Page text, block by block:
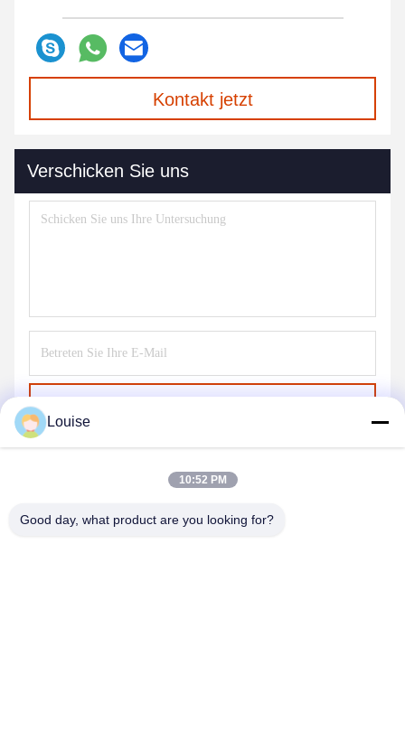
Kontakt jetzt
Verschicken Sie uns
Louise
10:52 PM
Good day, what product are you looking for?